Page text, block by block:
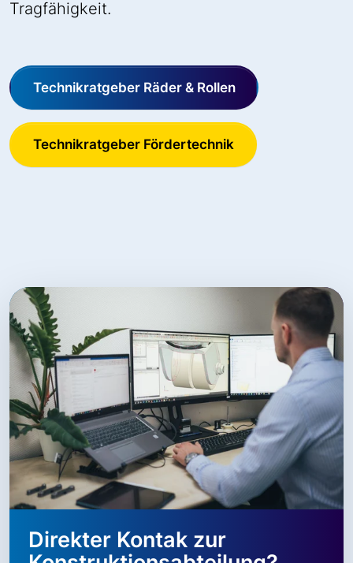
Tragfähigkeit.
Technikratgeber Räder & Rollen
Technikratgeber Fördertechnik
Direkter Kontak zur